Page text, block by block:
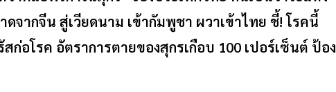
จากจีน สู่เวียดนาม เข้ากัมพูชา ผวาเข้าไทย ชี้! โรคนี้
ก่อโรค อัตราการตายของสุกรเกือบ 100 เปอร์เซ็นต์ ป้อง